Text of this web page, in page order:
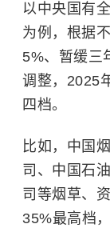
以中央国有
为例，根据
5%、暂缓三
调整，2025
四档。
比如，中国
司、中国石
司等烟草、
35%最高档